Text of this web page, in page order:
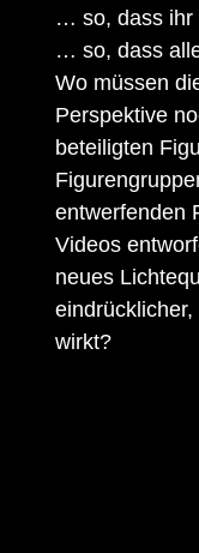
… so, dass ihr
… so, dass
Wo müssen
Perspektive
beteiligten
entwerfenden
Videos
neues
wirkt?